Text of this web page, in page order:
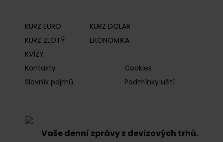
KURZ EURO
KURZ DOLAR
KURZ ZLOTÝ
EKONOMIKA
KVÍZY
Kontakty
Cookies
Slovník pojmů
Podmínky užití
Vaše denní zprávy z devizových trhů.